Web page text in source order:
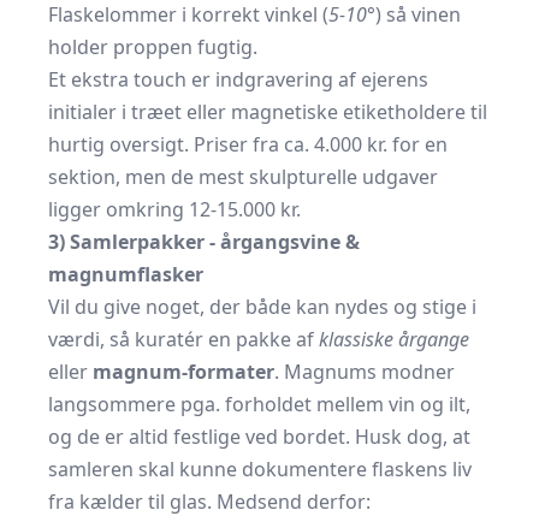
Flaskelommer i korrekt vinkel (5-10°) så vinen
holder proppen fugtig.
Et ekstra touch er indgravering af ejerens
initialer i træet eller magnetiske etiketholdere til
hurtig oversigt. Priser fra ca. 4.000 kr. for en
sektion, men de mest skulpturelle udgaver
ligger omkring 12-15.000 kr.
3) Samlerpakker - årgangsvine &
magnumflasker
Vil du give noget, der både kan nydes og stige i
værdi, så kuratér en pakke afklassiske årgange
eller magnum-formater. Magnums modner
langsommere pga. forholdet mellem vin og ilt,
og de er altid festlige ved bordet. Husk dog, at
samleren skal kunne dokumentere flaskens liv
fra kælder til glas. Medsend derfor: